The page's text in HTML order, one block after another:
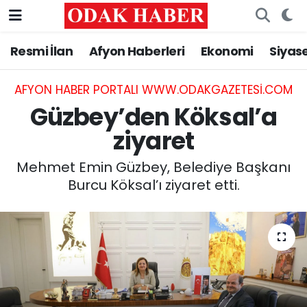
Resmi İlan Afyon Haberleri Ekonomi
AFYON HABER PORTALI WWW.ODAKGAZETESI.COM
Güzbey’den Köksal’a
ziyaret
Mehmet Emin Güzbey, Belediye Başkanı
Burcu Köksal’ı ziyaret etti.
AFYONKARAHİSAR HABERLERİ
Resmi İlan
ASAYİŞ
SİYASET
EĞİTİM
MAGAZİN
SAĞLIK
Nöbetçi Eczaneler
Hava Durumu
Trafik Durumu
Süper Lig Puan Durumu ve Fikstür
Tüm Manşetler
Son Dakika Haberleri
Haber Arşivi